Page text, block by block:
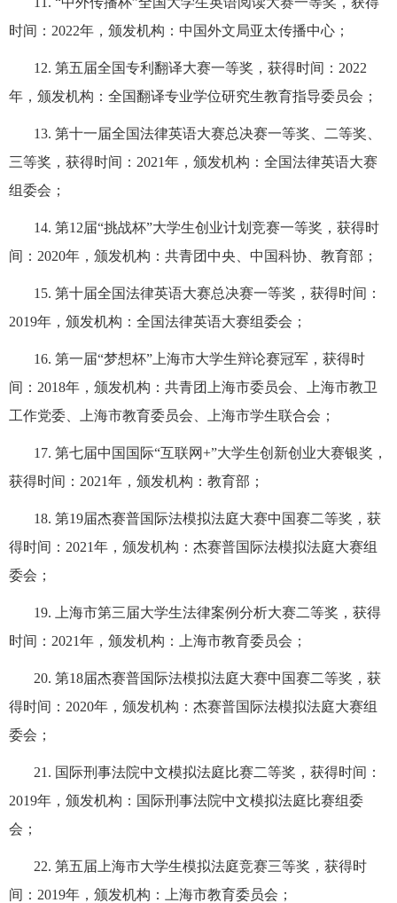
时间： 2022年，颁发机构：中国外文局亚太传播中心；
12. 第五届全国专利翻译大赛一等奖，获得时间： 2022
年，颁发机构：全国翻译专业学位研究生教育指导委员会；
13. 第十一届全国法律英语大赛总决赛一等奖、二等奖、
三等奖，获得时间： 2021年，颁发机构：全国法律英语大赛
组委会；
14. 第12届“挑战杯”大学生创业计划竞赛一等奖，获得时
间： 2020年，颁发机构：共青团中央、中国科协、教育部；
15. 第十届全国法律英语大赛总决赛一等奖，获得时间：
2019年，颁发机构：全国法律英语大赛组委会；
16. 第一届“梦想杯” 上海市大学生辩论赛冠军，获得时
间： 2018年，颁发机构：共青团上海市委员会、上海市教卫
工作党委、上海市教育委员会、上海市学生联合会；
17. 第七届中国国际“互联网+”大学生创新创业大赛银奖，
获得时间： 2021年，颁发机构：教育部；
18. 第19届杰赛普国际法模拟法庭大赛中国赛二等奖，获
得时间： 2021年，颁发机构：杰赛普国际法模拟法庭大赛组
委会；
19.
上海市第三届大学生法律案例分析大赛二等奖，获得
时间： 2021年，颁发机构：上海市教育委员会；
20. 第18届杰赛普国际法模拟法庭大赛中国赛二等奖，获
得时间： 2020年，颁发机构：杰赛普国际法模拟法庭大赛组
委会；
21. 国际刑事法院中文模拟法庭比赛二等奖，获得时间：
2019年，颁发机构：国际刑事法院中文模拟法庭比赛组委
会；
22. 第五届上海市大学生模拟法庭竞赛三等奖，获得时
间： 2019年，颁发机构：上海市教育委员会；